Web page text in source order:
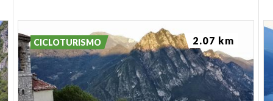
CICLOTURISMO 2.07 km